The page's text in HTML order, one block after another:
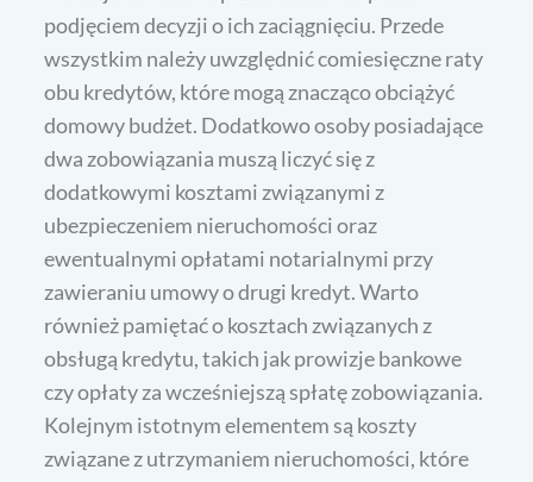
podjęciem decyzji o ich zaciągnięciu. Przede
wszystkim należy uwzględnić comiesięczne raty
obu kredytów, które mogą znacząco obciążyć
domowy budżet. Dodatkowo osoby posiadające
dwa zobowiązania muszą liczyć się z
dodatkowymi kosztami związanymi z
ubezpieczeniem nieruchomości oraz
ewentualnymi opłatami notarialnymi przy
zawieraniu umowy o drugi kredyt. Warto
również pamiętać o kosztach związanych z
obsługą kredytu, takich jak prowizje bankowe
czy opłaty za wcześniejszą spłatę zobowiązania.
Kolejnym istotnym elementem są koszty
związane z utrzymaniem nieruchomości, które